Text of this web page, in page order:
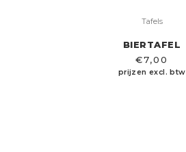
Tafels
BIERTAFEL
€7,00
prijzen excl. btw